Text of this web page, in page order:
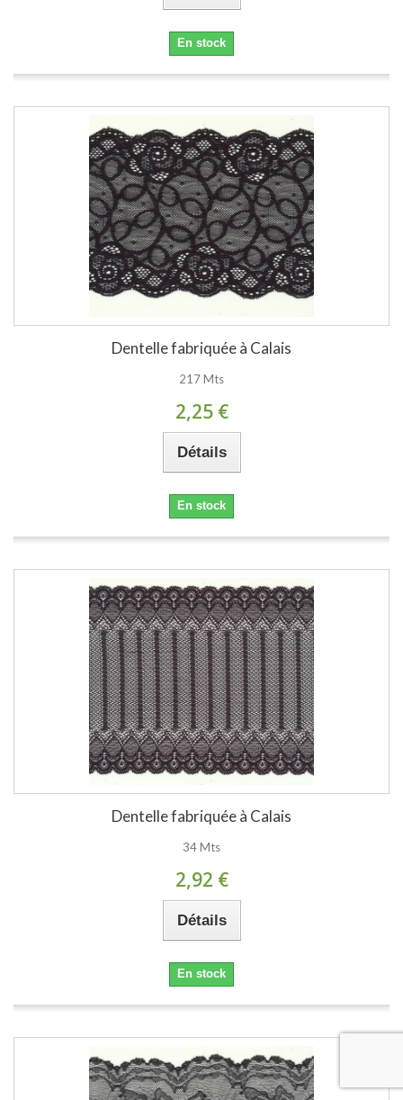
En stock
Dentelle fabriquée à Calais
217 Mts
2,25 €
Détails
En stock
Dentelle fabriquée à Calais
34 Mts
2,92 €
Détails
En stock